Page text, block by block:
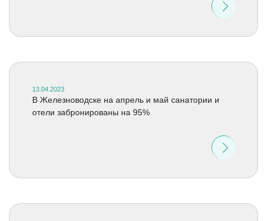
13.04.2023
В Железноводске на апрель и май санатории и
отели забронированы на 95%